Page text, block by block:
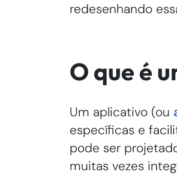
redesenhando
O que é
Um aplicativo (ou
específicas e
pode ser
muitas vezes